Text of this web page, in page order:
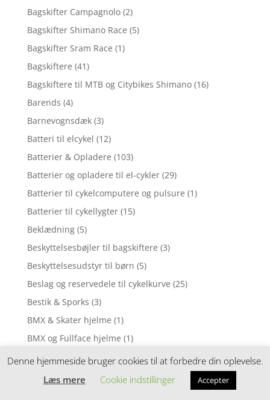
Bagskifter Campagnolo (2)
Bagskifter Shimano Race (5)
Bagskifter Sram Race (1)
Bagskiftere (41)
Bagskiftere til MTB og Citybikes Shimano (16)
Barends (4)
Barnevognsdæk (3)
Batteri til elcykel (12)
Batterier & Opladere (103)
Batterier og opladere til el-cykler (29)
Batterier til cykelcomputere og pulsure (1)
Batterier til cykellygter (15)
Beklædning (5)
Beskyttelsesbøjler til bagskiftere (3)
Beskyttelsesudstyr til børn (5)
Beslag og reservedele til cykelkurve (25)
Bestik & Sporks (3)
BMX & Skater hjelme (1)
BMX og Fullface hjelme (1)
Bolde
Boldpumper
Denne hjemmeside bruger cookies til at forbedre din oplevelse.
Læs mere
Cookie indstillinger Accepter